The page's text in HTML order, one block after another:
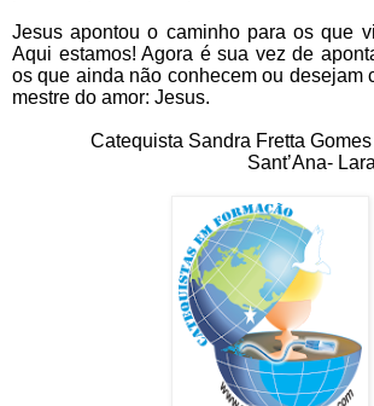
Jesus apontou o caminho para os que
Aqui estamos! Agora é sua vez de
os que ainda não conhecem ou desejam
mestre do amor: Jesus.
Catequista Sandra Fretta
Sant’Ana-